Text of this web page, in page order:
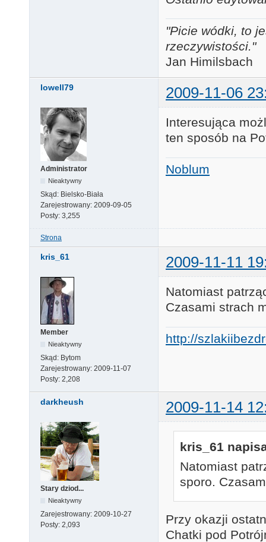
"Picie wódki, to
rzeczywistości."
Jan Himilsbach
lowell79 2009-11-06
Administrator
Nieaktywny
Skąd: Bielsko-Biała
Zarejestrowany: 2009-09-05
Posty: 3,255
Interesująca
ten sposób na
Noblum
Strona
kris_61 2009-11-11
Member
Nieaktywny
Skąd: Bytom
Zarejestrowany: 2009-11-07
Posty: 2,208
Natomiast
Czasami strach
http://
darkheush 2009-11-14
Stary dziod...
Nieaktywny
Zarejestrowany: 2009-10-27
Posty: 2,093
kris_61
Natomiast
sporo.
Przy okazji
Chatki pod